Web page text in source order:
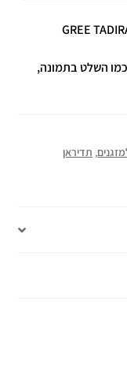
השלט בתמונה,
, תדיראן